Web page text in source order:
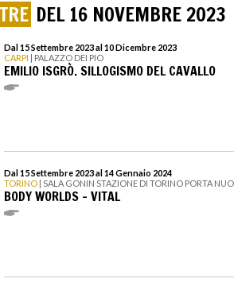
DEL 16 NOVEMBRE 2023
Dal 15 Settembre 2023 al 10 Dicembre 2023
CARPI | PALAZZO DEI PIO
EMILIO ISGRÒ. SILLOGISMO DEL CAVALLO
Dal 15 Settembre 2023 al 14 Gennaio 2024
TORINO | SALA GONIN STAZIONE DI TORINO PORTA
BODY WORLDS - VITAL